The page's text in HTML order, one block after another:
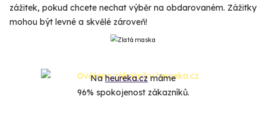
zážitek, pokud chcete nechat výběr na obdarovaném. Zážitky
mohou být levné a skvělé zároveň!
Naheureka.czmáme
96% spokojenost zákazníků.